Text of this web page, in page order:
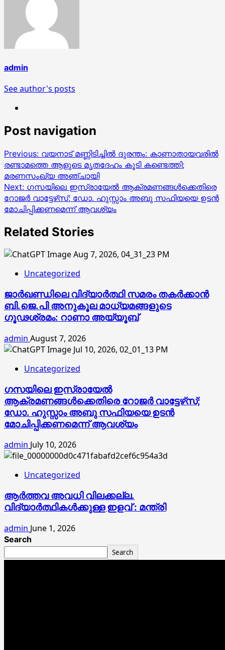
admin
See author's posts
Post navigation
Previous: വയനാട് മണ്ണിടിച്ചിൽ ദുരന്തം: കാണാതായവരിൽ
രണ്ടാമത്തെ ആളുടെ മൃതദേഹം കൂടി കണ്ടെത്തി;
മരണസംഖ്യ അഞ്ചായി
Next: ഗസയിലെ ഇസ്രായേൽ ആക്രമണങ്ങൾക്കെതിരെ
റോജർ വാട്ടേഴ്‌സ്; ഡോ. ഹുസ്സാം അബു സഫിയയെ ഉടൻ
മോചിപ്പിക്കണമെന്ന് ആവശ്യം
Related Stories
Uncategorized
ജാര്‍ഖണ്ഡിലെ വിദ്യാര്‍ത്ഥി സമരം തകര്‍ക്കാന്‍
ബി.ജെ.പി അനുകൂല മാധ്യമങ്ങളുടെ
ഗൂഢശ്രമം: റാണാ അയ്യൂബ്
admin August 7, 2026
Uncategorized
ഗസയിലെ ഇസ്രായേൽ
ആക്രമണങ്ങൾക്കെതിരെ റോജർ വാട്ടേഴ്‌സ്;
ഡോ. ഹുസ്സാം അബു സഫിയയെ ഉടൻ
മോചിപ്പിക്കണമെന്ന് ആവശ്യം
admin July 10, 2026
Uncategorized
ആർത്തവ അവധി വിലക്കല്ല.
വിദ്യാർത്ഥികൾക്കുള്ള ഇളവ് : മന്ത്രി
admin June 1, 2026
Search
Search